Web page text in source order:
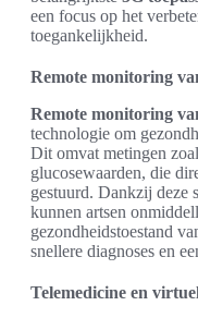
een focus op het
toegankelijkheid.
Remote monitoring
Remote monitoring
technologie om
Dit omvat metingen
glucosewaarden, die
gestuurd. Dankzij deze
kunnen artsen
gezondheidstoestand
snellere diagnoses en
Telemedicine en